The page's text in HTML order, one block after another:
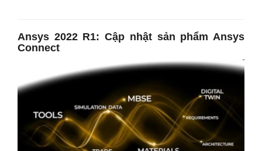
Ansys 2022 R1: Cập nhật sản phẩm Ansys
Connect